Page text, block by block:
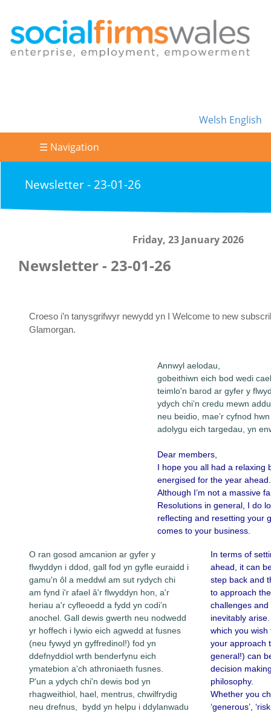
Welsh English
☰ Navigation
Newsletter - 23-01-26
Friday, 23 January 2026
Newsletter - 23-01-26
Croeso i’n tanysgrifwyr newydd yn I Welcome to new
Glamorgan.
Annwyl aelodau,
gobeithiwn eich bod wedi
teimlo'n barod ar gyfer y
ydych chi’n credu mewn
neu beidio, mae’r cyfnod
adolygu eich targedau, yn
Dear members,
I hope you all had a relaxing
energised for the year
Although I’m not a massive
Resolutions in general, I do
reflecting and resetting your
comes to your business.
O ran gosod amcanion ar gyfer y
flwyddyn i ddod, gall fod yn gyfle euraidd i
gamu'n ôl a meddwl am sut rydych chi
am fynd i'r afael â'r flwyddyn hon, a'r
heriau a'r cyfleoedd a fydd yn codi’n
anochel. Gall dewis gwerth neu nodwedd
yr hoffech i lywio eich agwedd at fusnes
(neu fywyd yn gyffredinol!) fod yn
ddefnyddiol wrth benderfynu eich
ymatebion a'ch athroniaeth fusnes.
P'un a ydych chi'n dewis bod yn
rhagweithiol, hael, mentrus, chwilfrydig
neu drefnus, bydd yn helpu i ddylanwadu
In terms of
ahead, it can
step back and
to approach
challenges
inevitably
which you
your approach
general!) can
decision
philosophy.
Whether you
‘generous’,